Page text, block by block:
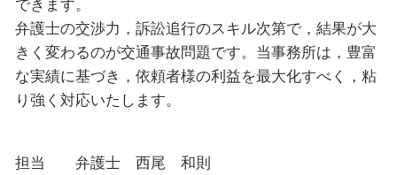
できます。
弁護士の交渉力，訴訟追行のスキル次第で，結果が大
きく変わるのが交通事故問題です。当事務所は，豊富
な実績に基づき，依頼者様の利益を最大化すべく，粘
り強く対応いたします。
担当 弁護士 西尾 和則